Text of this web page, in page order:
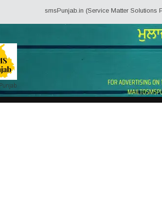
smsPunjab.in (Service Matter Solutions